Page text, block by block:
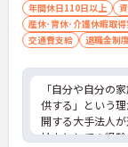
年間休日110日以上
産休･育休･介護休暇取得
交通費支給
退職金制
「自分や自分の
供する」という
開する大手法人
祉士としての経